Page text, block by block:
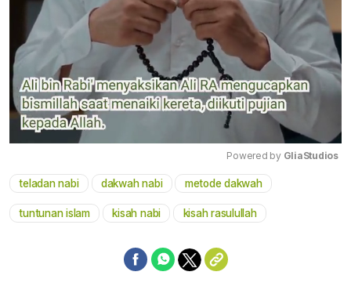
Powered by GliaStudios
teladan nabi dakwah nabi metode dakwah
tuntunan islam kisah nabi kisah rasulullah